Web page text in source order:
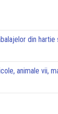
din hartie
animale vii,